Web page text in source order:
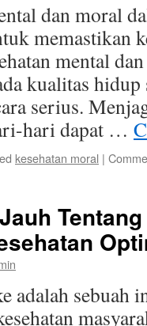
dan moral
memastikan
mental
kualitas hidup
serius.
hari dapat …
kesehatan moral |
adalah sebuah